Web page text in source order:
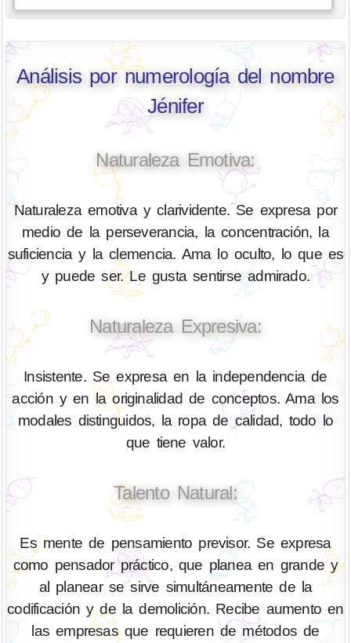
Análisis por numerología del nombre
Jénifer
Naturaleza Emotiva:
Naturaleza emotiva y clarividente. Se expresa por
medio de la perseverancia, la concentración, la
suficiencia y la clemencia. Ama lo oculto, lo que es
y puede ser. Le gusta sentirse admirado.
Naturaleza Expresiva:
Insistente. Se expresa en la independencia de
acción y en la originalidad de conceptos. Ama los
modales distinguidos, la ropa de calidad, todo lo
que tiene valor.
Talento Natural:
Es mente de pensamiento previsor. Se expresa
como pensador práctico, que planea en grande y
al planear se sirve simultáneamente de la
codificación y de la demolición. Recibe aumento en
las empresas que requieren de métodos de